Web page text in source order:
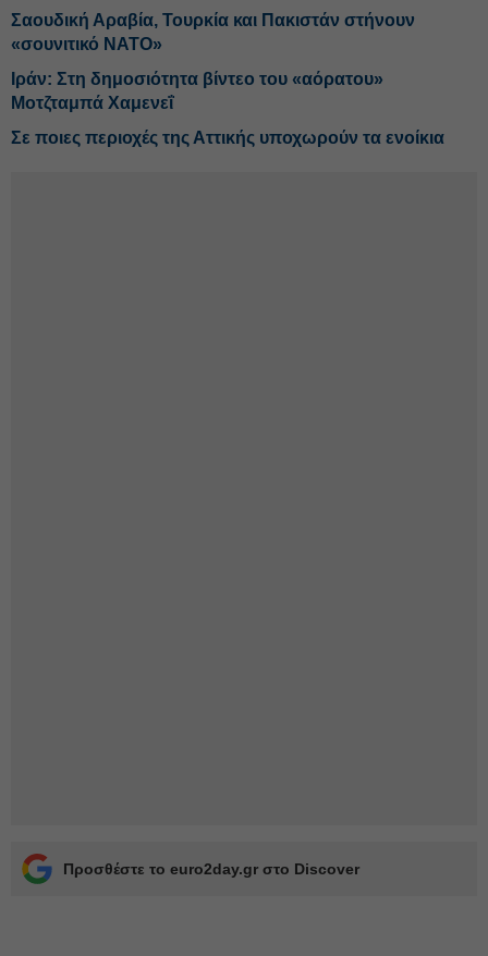
Σαουδική Αραβία, Τουρκία και Πακιστάν στήνουν
«σουνιτικό ΝΑΤΟ»
Ιράν: Στη δημοσιότητα βίντεο του «αόρατου»
Μοτζταμπά Χαμενεΐ
Σε ποιες περιοχές της Αττικής υποχωρούν τα ενοίκια
Προσθέστε το euro2day.gr στο Discover